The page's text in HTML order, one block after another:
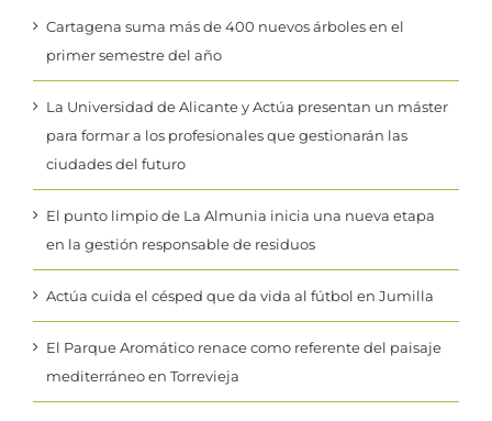
Cartagena suma más de 400 nuevos árboles en el
primer semestre del año
La Universidad de Alicante y Actúa presentan un máster
para formar a los profesionales que gestionarán las
ciudades del futuro
El punto limpio de La Almunia inicia una nueva etapa
en la gestión responsable de residuos
Actúa cuida el césped que da vida al fútbol en Jumilla
El Parque Aromático renace como referente del paisaje
mediterráneo en Torrevieja